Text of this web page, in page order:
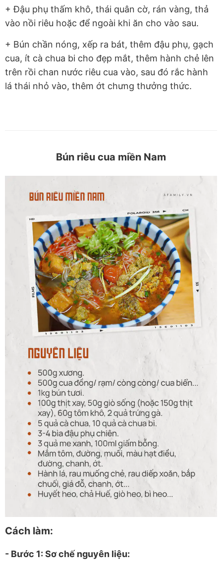
+ Đậu phụ thấm khô, thái quân cờ, rán vàng, thả
vào nồi riêu hoặc để ngoài khi ăn cho vào sau.
+ Bún chần nóng, xếp ra bát, thêm đậu phụ, gạch
cua, ít cà chua bi cho đẹp mắt, thêm hành chẻ lên
trên rồi chan nước riêu cua vào, sau đó rắc hành
lá thái nhỏ vào, thêm ớt chưng thưởng thức.
Bún riêu cua miền Nam
Cách làm:
- Bước 1: Sơ chế nguyên liệu: